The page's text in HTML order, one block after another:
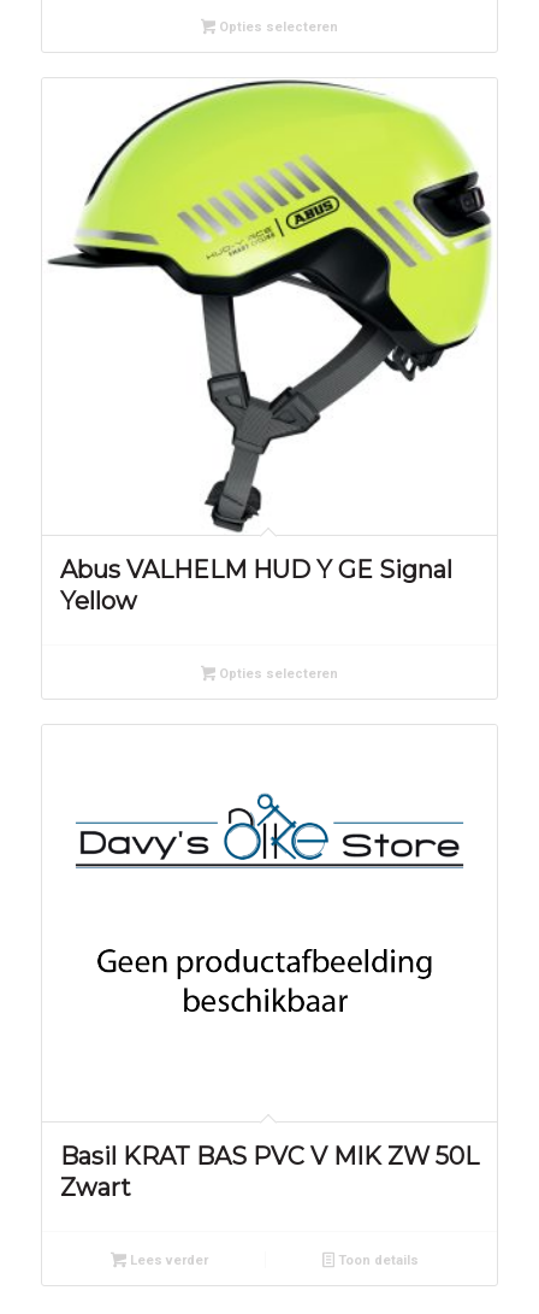
Opties selecteren
Abus VALHELM HUD Y GE Signal
Yellow
Opties selecteren
Basil KRAT BAS PVC V MIK ZW 50L
Zwart
Lees verder Toon details